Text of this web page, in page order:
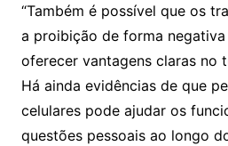
“Também é possível que os
a proibição de forma
oferecer vantagens claras no
Há ainda evidências de que
celulares pode ajudar os
questões pessoais ao longo